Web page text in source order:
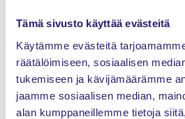
Tämä sivusto käyttää evästeitä
Käytämme evästeitä
räätälöimiseen, sosiaalisen
tukemiseen ja kävijämäärämme
jaamme sosiaalisen median,
alan kumppaneillemme tietoja
vaihtelevaa. Olemme yhdistäneet
tutkimusta pelipohjaisten sovellusten
opetuksessa, ja keräämme jokaisesta
tutkimusaineistoa käyttäjien
Palaute on ollut erittäin myönteistä ja
kokeneet, että pelisovellukset
kursseilla opittuja asioita ja tarjoavat